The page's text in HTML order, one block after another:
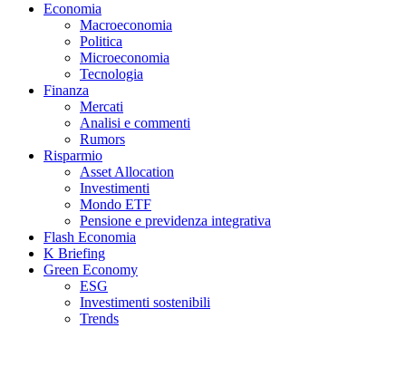
Economia
Macroeconomia
Politica
Microeconomia
Tecnologia
Finanza
Mercati
Analisi e commenti
Rumors
Risparmio
Asset Allocation
Investimenti
Mondo ETF
Pensione e previdenza integrativa
Flash Economia
K Briefing
Green Economy
ESG
Investimenti sostenibili
Trends